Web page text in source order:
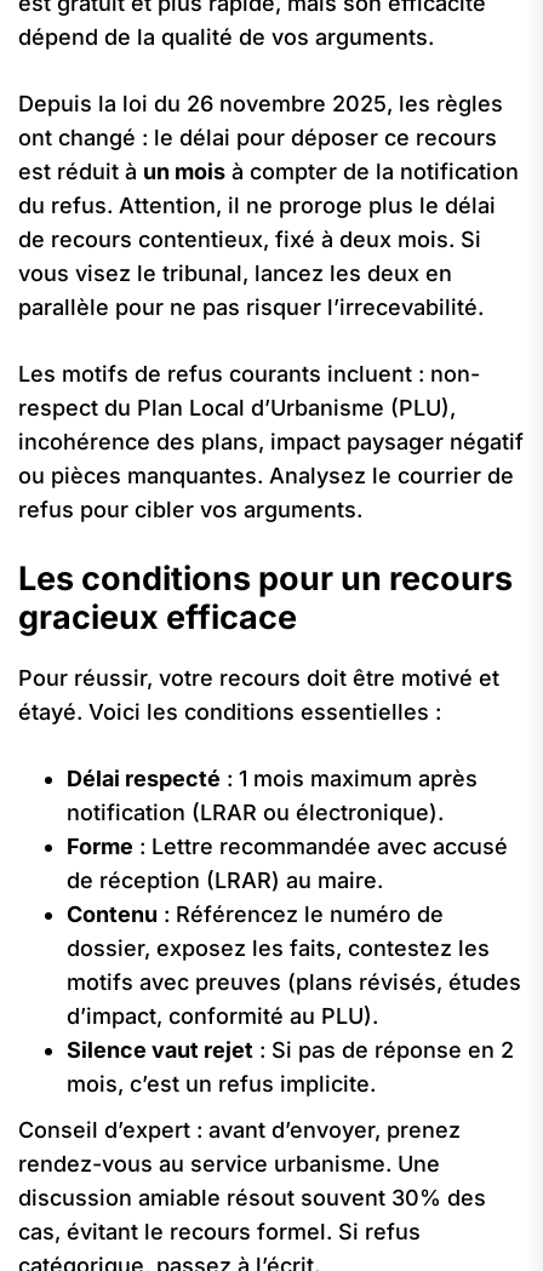
dépend de la qualité de vos arguments.
Depuis la loi du 26 novembre 2025, les règles
ont changé : le délai pour déposer ce recours
est réduit à un mois à compter de la notification
du refus. Attention, il ne proroge plus le délai
de recours contentieux, fixé à deux mois. Si
vous visez le tribunal, lancez les deux en
parallèle pour ne pas risquer l’irrecevabilité.
Les motifs de refus courants incluent : non-
respect du Plan Local d’Urbanisme (PLU),
incohérence des plans, impact paysager négatif
ou pièces manquantes. Analysez le courrier de
refus pour cibler vos arguments.
Les conditions pour un recours
gracieux efficace
Pour réussir, votre recours doit être motivé et
étayé. Voici les conditions essentielles :
Délai respecté : 1 mois maximum après
notification (LRAR ou électronique).
Forme : Lettre recommandée avec accusé
de réception (LRAR) au maire.
Contenu : Référencez le numéro de
dossier, exposez les faits, contestez les
motifs avec preuves (plans révisés, études
d’impact, conformité au PLU).
Silence vaut rejet : Si pas de réponse en 2
mois, c’est un refus implicite.
Conseil d’expert : avant d’envoyer, prenez
rendez-vous au service urbanisme. Une
discussion amiable résout souvent 30% des
cas, évitant le recours formel. Si refus
catégorique, passez à l’écrit.